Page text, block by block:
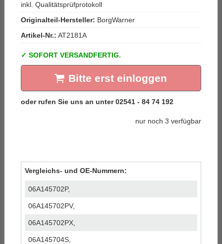
inkl. Qualitätsprüfprotokoll
Originalteil-Hersteller: BorgWarner
Artikel-Nr.: AT2181A
SOFORT VERSANDFERTIG.
Bitte erst einloggen
nur noch 3 verfügbar
Vergleichs- und OE-Nummern:
06A145702P,
06A145702PV,
06A145702PX,
06A145704S,